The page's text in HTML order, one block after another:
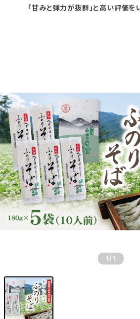
「甘みと弾力が抜群」と高い評価を
1 /1